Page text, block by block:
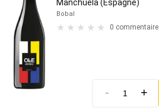
Manchuela (Espagne)
Bobal
0 commentaire
- +